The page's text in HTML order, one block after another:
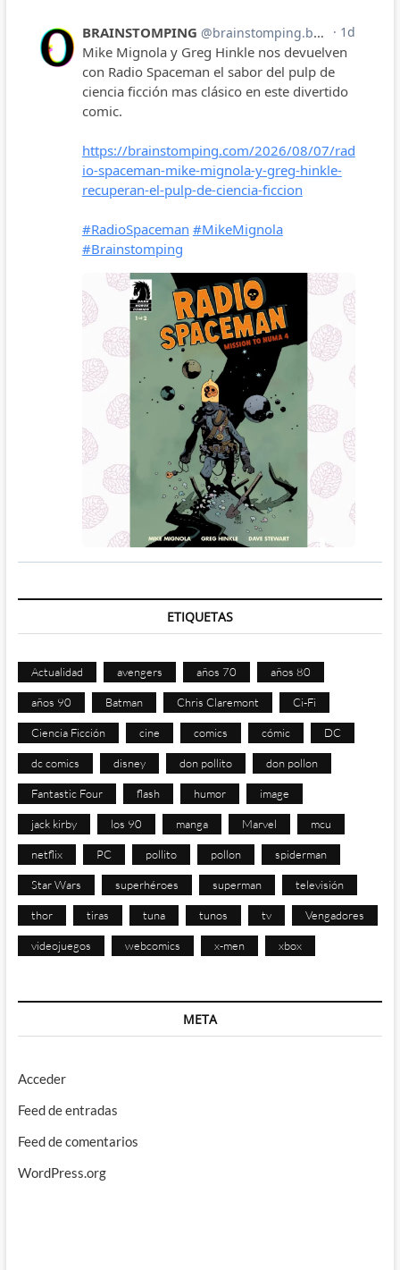
ETIQUETAS
Actualidad avengers años 70 años 80
años 90 Batman Chris Claremont Ci-Fi
Ciencia Ficción cine comics cómic DC
dc comics disney don pollito don pollon
Fantastic Four flash humor image
jack kirby los 90 manga Marvel mcu
netflix PC pollito pollon spiderman
Star Wars superhéroes superman televisión
thor tiras tuna tunos tv Vengadores
videojuegos webcomics x-men xbox
META
Acceder
Feed de entradas
Feed de comentarios
WordPress.org